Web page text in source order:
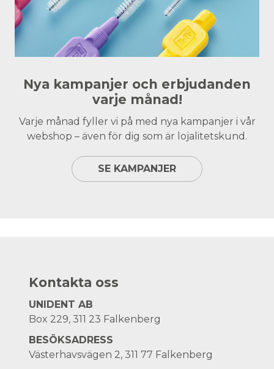
Nya kampanjer och erbjudanden
varje månad!
Varje månad fyller vi på med nya kampanjer i vår
webshop – även för dig som är lojalitetskund.
SE KAMPANJER
Kontakta oss
UNIDENT AB
Box 229, 311 23 Falkenberg
BESÖKSADRESS
Västerhavsvägen 2, 311 77 Falkenberg